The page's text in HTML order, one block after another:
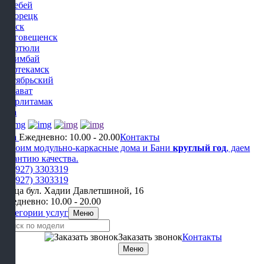
Белебей
Белорецк
Бирск
Благовещенск
Дюртюли
Ишимбай
Нефтекамск
Октябрьский
Салават
Стерлитамак
Уфа
Уфа Ежедневно: 10.00 - 20.00Контакты
Строим модульно-каркасные дома и Бани круглый год, даем
гарантию качества.
+7 (927) 3303319
+7 (927) 3303319
улица бул. Хадии Давлетшиной, 16
Ежедневно: 10.00 - 20.00
Категории услуг
Меню
Заказать звонокКонтакты
Меню